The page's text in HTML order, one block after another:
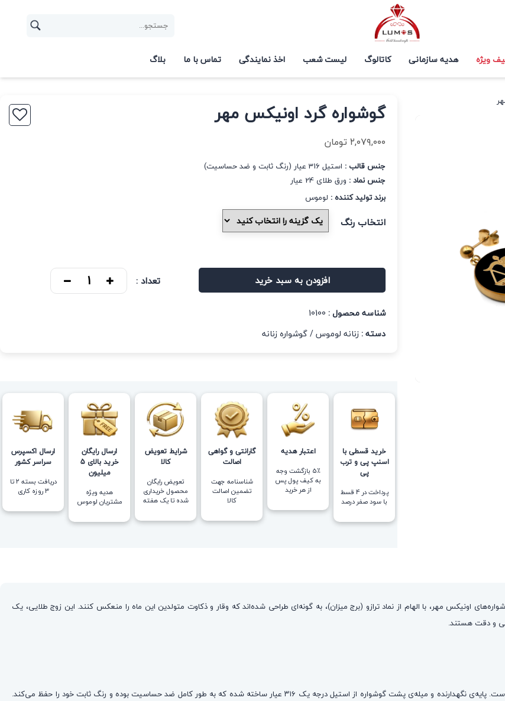
ویژه هدیه سازمانی کاتالوگ لیست شعب اخذ نمایندگی تماس با ما بلاگ
گوشواره گرد اونیکس مهر
۲,۰۷۹,۰۰۰تومان
جنس قالب : استیل 316 عیار (رنگ ثابت و ضد حساسیت)
جنس نماد : ورق طلای 24 عیار
برند تولید کننده : لوموس
انتخاب رنگ
افزودن به سبد خرید تعداد :
شناسه محصول : 10100
دسته :زنانه لوموس/گوشواره زنانه
خرید قسطی با
اسنپ پی و ترب
پی
پرداخت در 4 قسط
با سود صفر درصد
اعتبار هدیه
5٪ بازگشت وجه
به کیف پول پس
از هر خرید
گارانتی و گواهی
اصالت
شناسنامه جهت
تضمین اصالت
کالا
شرایط تعویض
کالا
تعویض رایگان
محصول خریداری
شده تا یک هفته
ارسال رایگان
خرید بالای 5
میلیون
هدیه ویژه
مشتریان لوموس
ارسال اکسپرس
سراسر کشور
دریافت بسته ۲ تا
۳ روزه کاری
اونیکس مهر، با الهام از نماد ترازو (برج میزان)، به گونه‌ای طراحی شده‌اند که وقار و ذکاوت متولدین این ماه را منعکس کنند. این زوج طلایی، یک
و دقت هستند.
، حداکثر توجه به کیفیت و سلامت پوست به کار رفته است. پایه‌ی نگهدارنده و میله‌ی پشت گوشواره از استیل درجه یک ۳۱۶ عیار ساخته شده که به طور کامل ضد حساسیت بوده و رنگ ثابت خود را حفظ می‌کند.